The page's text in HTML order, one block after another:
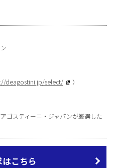
deagostini.jp/select/ ）
ゴスティーニ・ジャパンが厳選した
こちら